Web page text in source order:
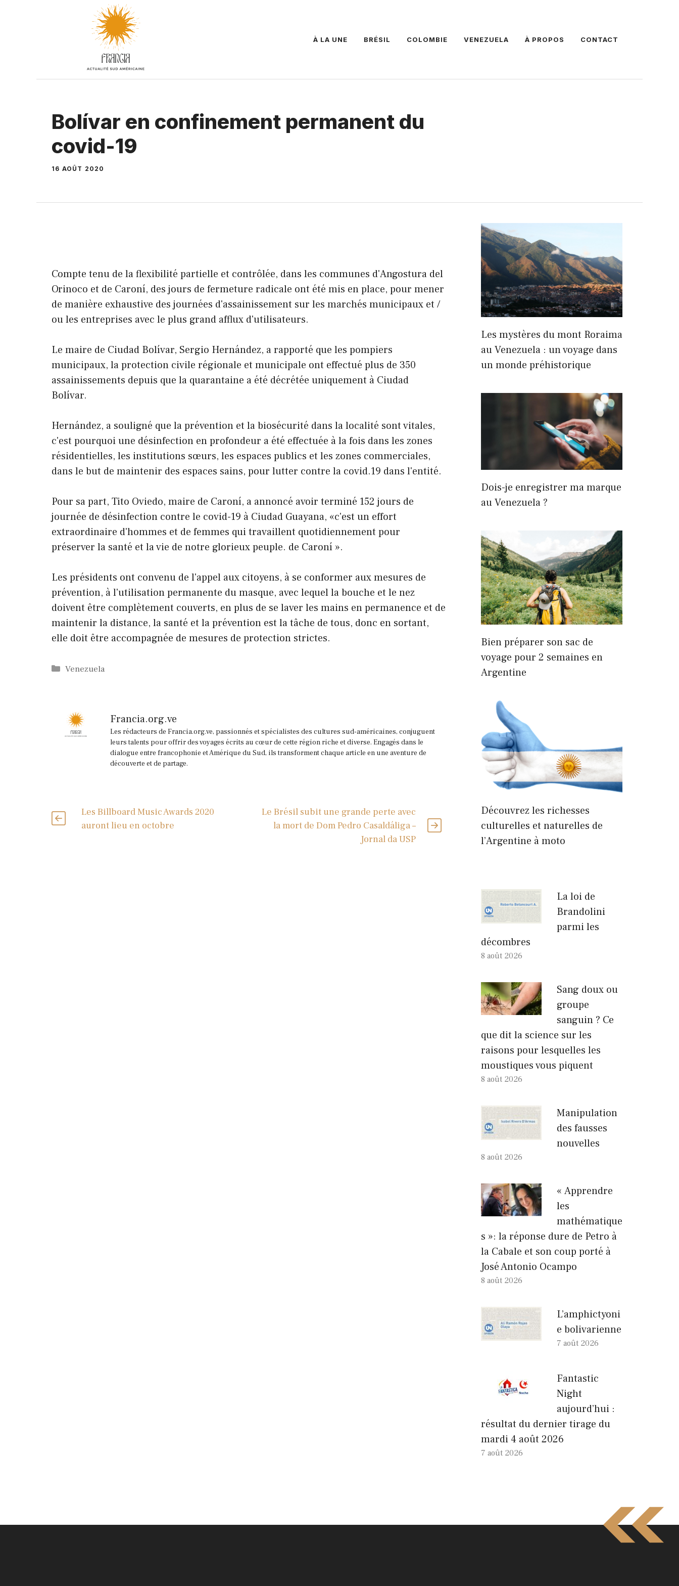
À LA UNE BRÉSIL COLOMBIE VENEZUELA À PROPOS CONTACT
Bolívar en confinement permanent du
covid-19
16 AOÛT 2020
Compte tenu de la flexibilité partielle et contrôlée, dans les communes d'Angostura del
Orinoco et de Caroní, des jours de fermeture radicale ont été mis en place, pour mener
de manière exhaustive des journées d'assainissement sur les marchés municipaux et /
ou les entreprises avec le plus grand afflux d'utilisateurs.
Le maire de Ciudad Bolívar, Sergio Hernández, a rapporté que les pompiers
municipaux, la protection civile régionale et municipale ont effectué plus de 350
assainissements depuis que la quarantaine a été décrétée uniquement à Ciudad
Bolívar.
Hernández, a souligné que la prévention et la biosécurité dans la localité sont vitales,
c'est pourquoi une désinfection en profondeur a été effectuée à la fois dans les zones
résidentielles, les institutions sœurs, les espaces publics et les zones commerciales,
dans le but de maintenir des espaces sains, pour lutter contre la covid.19 dans l'entité.
Pour sa part, Tito Oviedo, maire de Caroní, a annoncé avoir terminé 152 jours de
journée de désinfection contre le covid-19 à Ciudad Guayana, «c'est un effort
extraordinaire d'hommes et de femmes qui travaillent quotidiennement pour
préserver la santé et la vie de notre glorieux peuple. de Caroní ».
Les présidents ont convenu de l'appel aux citoyens, à se conformer aux mesures de
prévention, à l'utilisation permanente du masque, avec lequel la bouche et le nez
doivent être complètement couverts, en plus de se laver les mains en permanence et de
maintenir la distance, la santé et la prévention est la tâche de tous, donc en sortant,
elle doit être accompagnée de mesures de protection strictes.
Catégories
Venezuela
Francia.org.ve
Les rédacteurs de Francia.org.ve, passionnés et spécialistes des cultures sud-américaines, conjuguent
leurs talents pour offrir des voyages écrits au cœur de cette région riche et diverse. Engagés dans le
dialogue entre francophonie et Amérique du Sud, ils transforment chaque article en une aventure de
découverte et de partage.
Les Billboard Music Awards 2020
auront lieu en octobre
Le Brésil subit une grande perte avec
la mort de Dom Pedro Casaldáliga –
Jornal da USP
Les mystères du mont Roraima
au Venezuela : un voyage dans
un monde préhistorique
Dois-je enregistrer ma marque
au Venezuela ?
Bien préparer son sac de
voyage pour 2 semaines en
Argentine
Découvrez les richesses
culturelles et naturelles de
l’Argentine à moto
La loi de
Brandolini
parmi les
décombres
8 août 2026
Sang doux ou
groupe
sanguin ? Ce
que dit la science sur les
raisons pour lesquelles les
moustiques vous piquent
8 août 2026
Manipulation
des fausses
nouvelles
8 août 2026
« Apprendre
les
mathématique
s »: la réponse dure de Petro à
la Cabale et son coup porté à
José Antonio Ocampo
8 août 2026
L’amphictyoni
e bolivarienne
7 août 2026
Fantastic
Night
aujourd’hui :
résultat du dernier tirage du
mardi 4 août 2026
7 août 2026